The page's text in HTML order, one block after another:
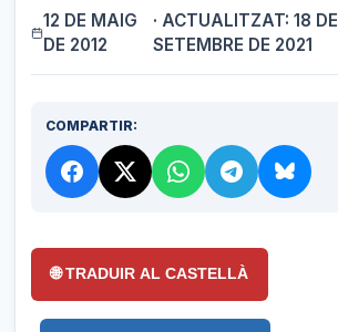
12 DE MAIG
DE 2012
· ACTUALITZAT: 18 DE
SETEMBRE DE 2021
COMPARTIR:
🌐 TRADUIR AL CASTELLÀ